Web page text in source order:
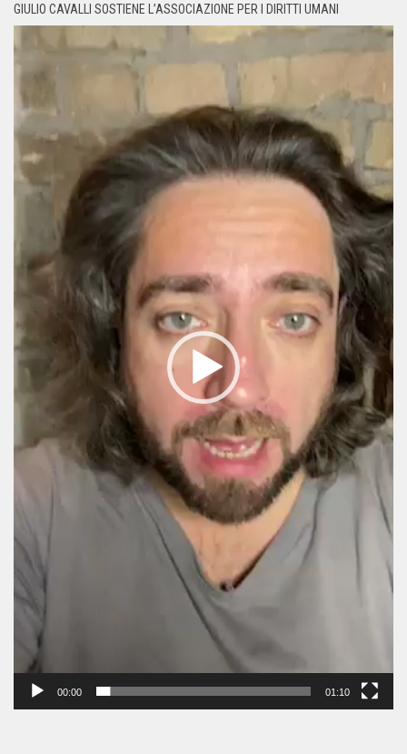
GIULIO CAVALLI SOSTIENE L’ASSOCIAZIONE PER I DIRITTI UMANI
Player
00:00 01:10